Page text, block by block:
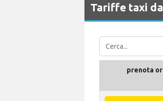
Tariffe taxi
prenota